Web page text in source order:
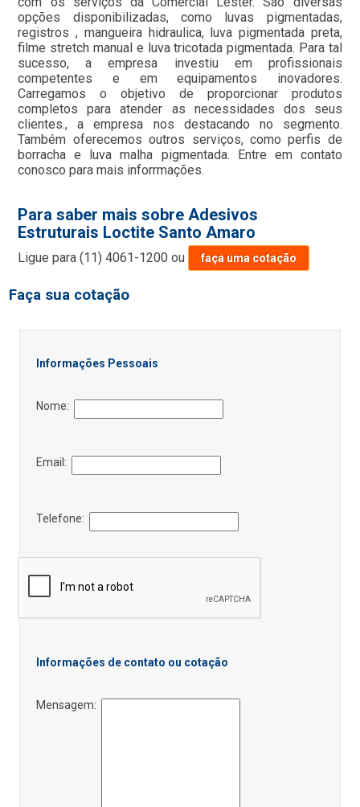
opções disponibilizadas, como luvas pigmentadas,
registros , mangueira hidraulica, luva pigmentada preta,
filme stretch manual e luva tricotada pigmentada. Para tal
sucesso, a empresa investiu em profissionais
competentes e em equipamentos inovadores.
Carregamos o objetivo de proporcionar produtos
completos para atender as necessidades dos seus
clientes., a empresa nos destacando no segmento.
Também oferecemos outros serviços, como perfis de
borracha e luva malha pigmentada. Entre em contato
conosco para mais inforrmações.
Para saber mais sobre Adesivos
Estruturais Loctite Santo Amaro
Ligue para(11) 4061-1200 ou faça uma cotação
Faça sua cotação
Informações Pessoais
Nome:
Email:
Telefone:
Informações de contato ou cotação
Mensagem: